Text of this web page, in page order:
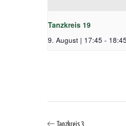
Tanzkreis 19
9. August | 17:45 - 18:45
Tanzkreis 3